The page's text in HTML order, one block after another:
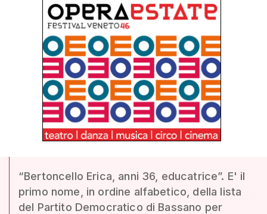
“Bertoncello Erica, anni 36, educatrice”. E' il
primo nome, in ordine alfabetico, della lista
del Partito Democratico di Bassano per